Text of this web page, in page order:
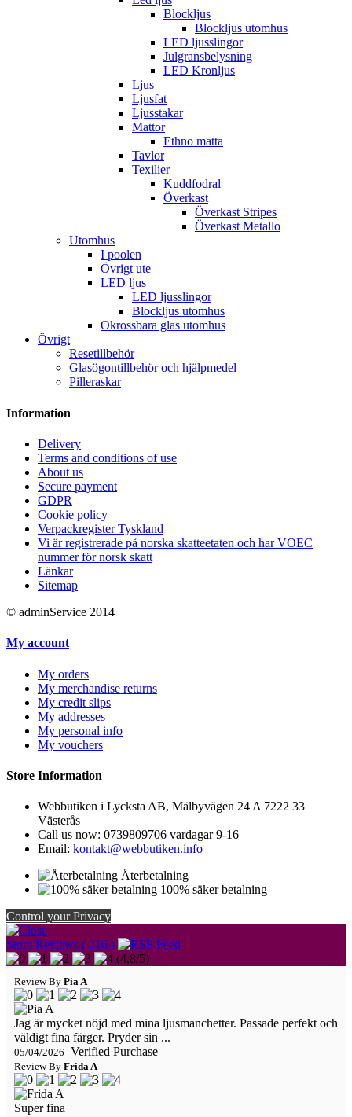
Blockljus
Blockljus utomhus
LED ljusslingor
Julgransbelysning
LED Kronljus
Ljus
Ljusfat
Ljusstakar
Mattor
Ethno matta
Tavlor
Texilier
Kuddfodral
Överkast
Överkast Stripes
Överkast Metallo
Utomhus
I poolen
Övrigt ute
LED ljus
LED ljusslingor
Blockljus utomhus
Okrossbara glas utomhus
Övrigt
Resetillbehör
Glasögontillbehör och hjälpmedel
Pilleraskar
Information
Delivery
Terms and conditions of use
About us
Secure payment
GDPR
Cookie policy
Verpackregister Tyskland
Vi är registrerade på norska skatteetaten och har VOEC
nummer för norsk skatt
Länkar
Sitemap
© adminService 2014
My account
My orders
My merchandise returns
My credit slips
My addresses
My personal info
My vouchers
Store Information
Webbutiken i Lycksta AB, Mälbyvägen 24 A 7222 33
Västerås
Call us now: 0739809706 vardagar 9-16
Email: kontakt@webbutiken.info
Återbetalning
100% säker betalning
Control your Privacy
Store Reviews ( 216 )
(4,8/5)
Review By Pia A
Jag är mycket nöjd med mina ljusmanchetter. Passade perfekt och
väldigt fina färger. Pryder sin ...
05/04/2026 Verified Purchase
Review By Frida A
Super fina